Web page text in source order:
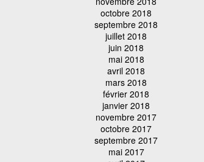
octobre 2018
septembre 2018
juillet 2018
juin 2018
mai 2018
avril 2018
mars 2018
février 2018
janvier 2018
novembre 2017
octobre 2017
septembre 2017
mai 2017